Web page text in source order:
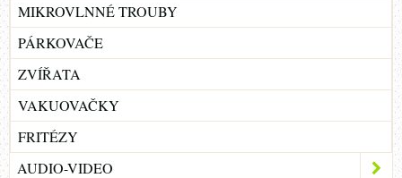
MIKROVLNNÉ TROUBY
PÁRKOVAČE
ZVÍŘATA
VAKUOVAČKY
FRITÉZY
AUDIO-VIDEO